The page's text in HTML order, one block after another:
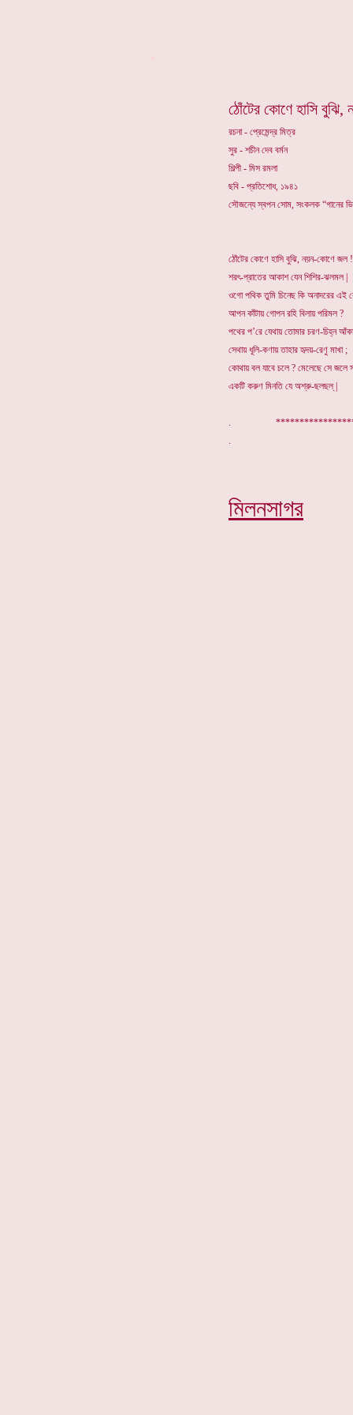
ঠোঁটের কোণে হাসি
রচনা - প্রেমেন্দ্র মিত্র
সুর - শচীন দেব বর্মন
শিল্পী - মিস রমলা
ছবি - প্রতিশোধ, ১৯৪১
সৌজন্যে স্বপন সোম, সংকলক “গানের
ঠোঁটের কোণে হাসি বুঝি, নয়ন-কোণে জল !
শরৎ-প্রাতের আকাশ যেন শিশির-ঝলমল |
ওগো পথিক তুমি চিনেছ কি অনাদরের এই
আপন কাঁটায় গোপন রহি বিলায় পরিমল ?
পথের প’রে যেথায় তোমার চরণ-চিহ্ন
সেথায় ধূলি-কণায় তাহার হৃদয়-রেণু মাখা ;
কোথায় বল যাবে চলে ? মেলেছে সে জলে
একটি করুণ মিনতি যে অশ্রু-ছলছল্ |
.
মিলনসাগর